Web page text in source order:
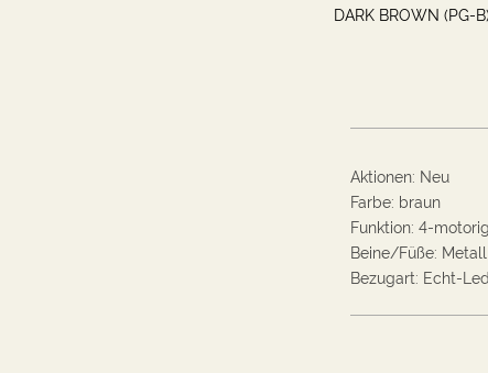
DARK BROWN (PG-
Aktionen: Neu
Farbe: braun
Funktion: 4-motorig
Beine/Füße: Metall
Bezugart: Echt-